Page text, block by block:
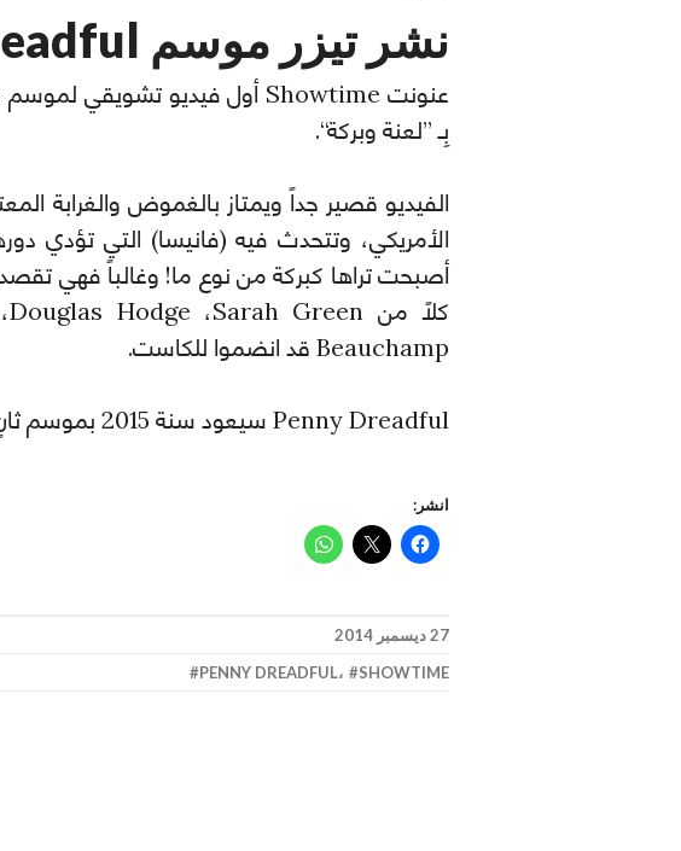
نشر تيزر موسم Penny Dreadful الثاني
بِـ ”لعنة وبركة“.
الفيديو قصير جداً ويمتاز بالغموض والغرابة
أصبحت تراها كبركة من نوع ما! وغالباً فهي تقصد
Beauchamp قد انضموا للكاست.
Penny Dreadful سيعود سنة 2015 بموسم ثانٍ من عشر حلقات.
انشر:
27 ديسمبر 2014
PENNY DREADFUL، SHOWTIME